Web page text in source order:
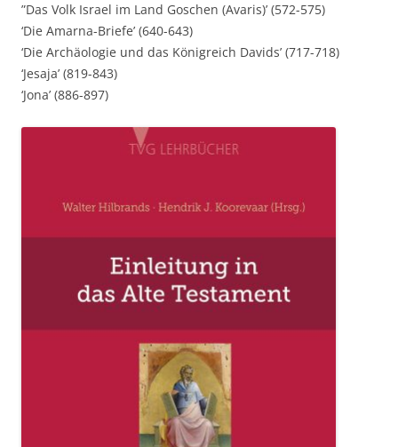
”Das Volk Israel im Land Goschen (Avaris)’ (572-575)
‘Die Amarna-Briefe’ (640-643)
‘Die Archäologie und das Königreich Davids’ (717-718)
‘Jesaja’ (819-843)
‘Jona’ (886-897)